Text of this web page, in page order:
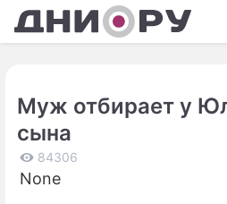
Муж отбирает у
сына
84306
None